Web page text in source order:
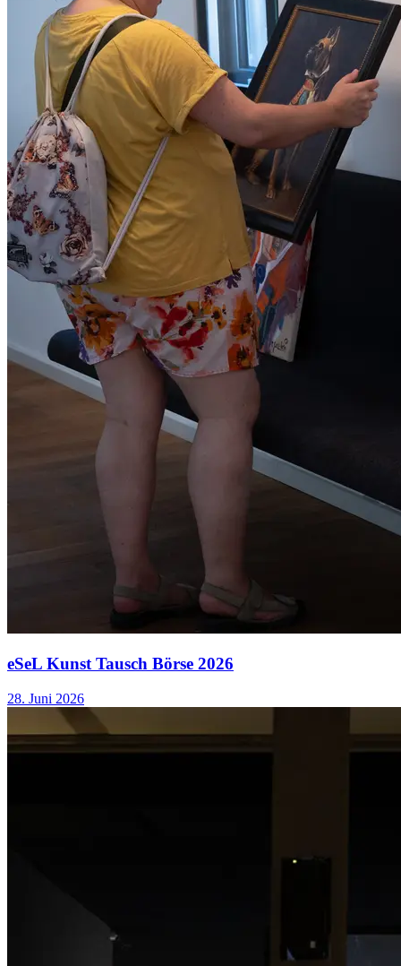
eSeL Kunst Tausch Börse 2026
28. Juni 2026